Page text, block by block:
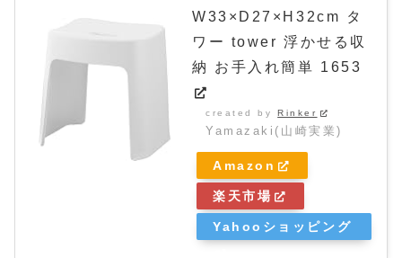
W33×D27×H32cm タ
ワー tower 浮かせる収
納 お手入れ簡単 1653
created byRinker
Yamazaki(山崎実業)
Amazon
楽天市場
Yahooショッピング